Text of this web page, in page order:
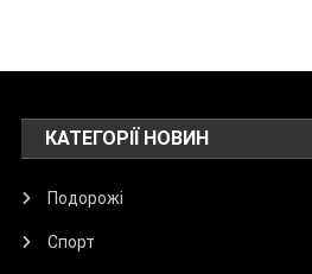
КАТЕГОРІЇ НОВИН
Подорожі
Спорт